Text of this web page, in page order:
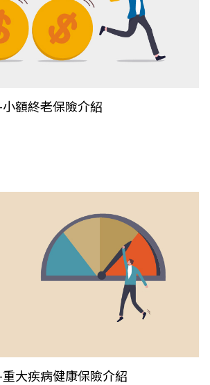
額終老保險介紹
大疾病健康保險介紹